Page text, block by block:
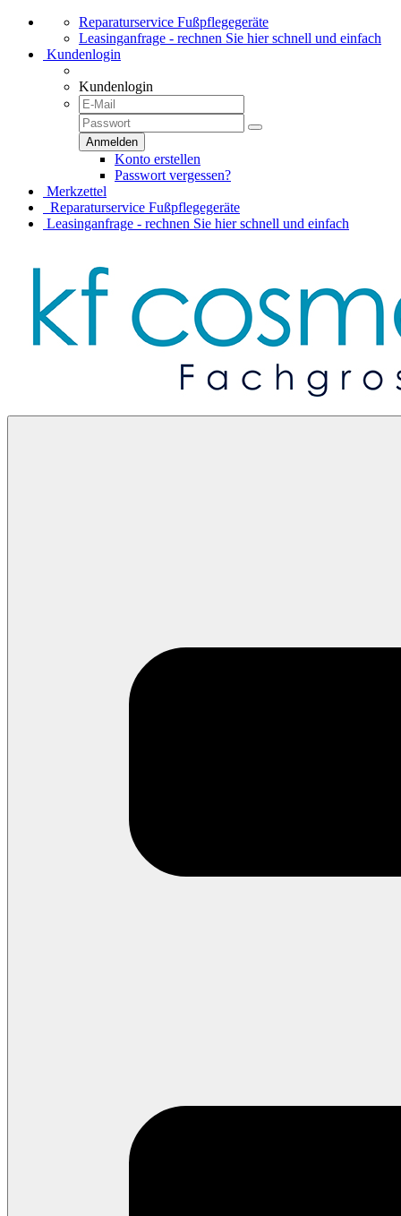
Reparaturservice Fußpflegegeräte
Leasinganfrage - rechnen Sie hier schnell und einfach
Kundenlogin
Kundenlogin
Konto erstellen
Passwort vergessen?
Merkzettel
Reparaturservice Fußpflegegeräte
Leasinganfrage - rechnen Sie hier schnell und einfach